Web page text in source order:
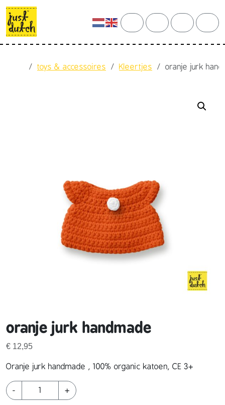
Skip to content
Skip to footer
searchaccountcart
Hometoys & accessoires Kleertjes oranje jurk
oranje jurk handmade
€ 12,95
Oranje jurk handmade , 100% organic katoen, CE 3+
-
o
r
+